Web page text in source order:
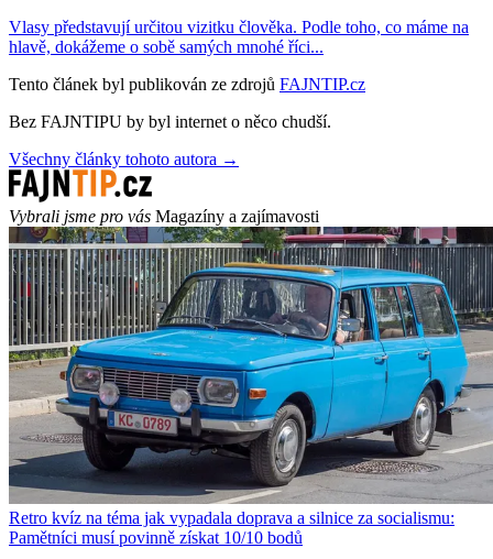
Vlasy představují určitou vizitku člověka. Podle toho, co máme na
hlavě, dokážeme o sobě samých mnohé říci...
Tento článek byl publikován ze zdrojů FAJNTIP.cz
Bez FAJNTIPU by byl internet o něco chudší.
Všechny články tohoto autora →
Vybrali jsme pro vás Magazíny a zajímavosti
Retro kvíz na téma jak vypadala doprava a silnice za socialismu:
Pamětníci musí povinně získat 10/10 bodů